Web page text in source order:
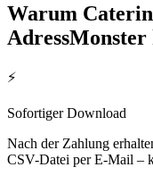
Warum
AdressMonster
⚡
Sofortiger Download
Nach der Zahlung
CSV-Datei per E-Mail –